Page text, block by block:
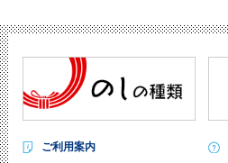
ご利用案内